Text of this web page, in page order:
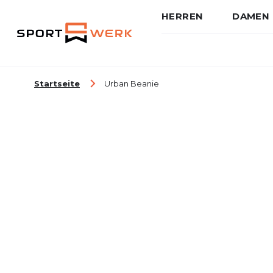
HERREN DAMEN
Startseite Urban Beanie